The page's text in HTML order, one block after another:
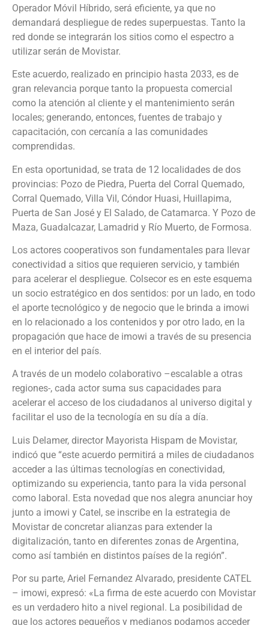
Operador Móvil Híbrido, será eficiente, ya que no
demandará despliegue de redes superpuestas. Tanto la
red donde se integrarán los sitios como el espectro a
utilizar serán de Movistar.
Este acuerdo, realizado en principio hasta 2033, es de
gran relevancia porque tanto la propuesta comercial
como la atención al cliente y el mantenimiento serán
locales; generando, entonces, fuentes de trabajo y
capacitación, con cercanía a las comunidades
comprendidas.
En esta oportunidad, se trata de 12 localidades de dos
provincias: Pozo de Piedra, Puerta del Corral Quemado,
Corral Quemado, Villa Vil, Cóndor Huasi, Huillapima,
Puerta de San José y El Salado, de Catamarca. Y Pozo de
Maza, Guadalcazar, Lamadrid y Río Muerto, de Formosa.
Los actores cooperativos son fundamentales para llevar
conectividad a sitios que requieren servicio, y también
para acelerar el despliegue. Colsecor es en este esquema
un socio estratégico en dos sentidos: por un lado, en todo
el aporte tecnológico y de negocio que le brinda a imowi
en lo relacionado a los contenidos y por otro lado, en la
propagación que hace de imowi a través de su presencia
en el interior del país.
A través de un modelo colaborativo –escalable a otras
regiones-, cada actor suma sus capacidades para
acelerar el acceso de los ciudadanos al universo digital y
facilitar el uso de la tecnología en su día a día.
Luis Delamer, director Mayorista Hispam de Movistar,
indicó que “este acuerdo permitirá a miles de ciudadanos
acceder a las últimas tecnologías en conectividad,
optimizando su experiencia, tanto para la vida personal
como laboral. Esta novedad que nos alegra anunciar hoy
junto a imowi y Catel, se inscribe en la estrategia de
Movistar de concretar alianzas para extender la
digitalización, tanto en diferentes zonas de Argentina,
como así también en distintos países de la región”.
Por su parte, Ariel Fernandez Alvarado, presidente CATEL
– imowi, expresó: «La firma de este acuerdo con Movistar
es un verdadero hito a nivel regional. La posibilidad de
que los actores pequeños y medianos podamos acceder